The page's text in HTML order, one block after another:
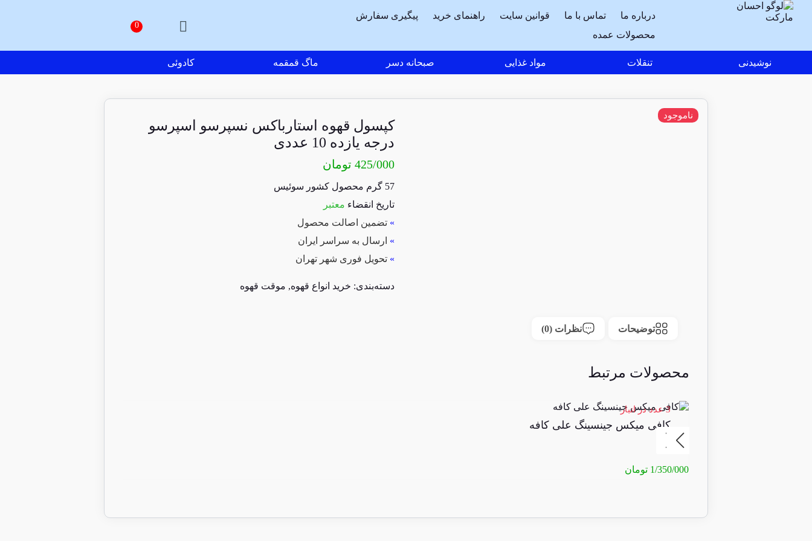
درباره ما تماس با ما قوانین سایت راهنمای خرید
پیگیری سفارش
محصولات عمده
نوشیدنی تنقلات مواد غذایی صبحانه دسر ماگ قمقمه کادوئی
کپسول قهوه استارباکس نسپرسو اسپرسو
درجه یازده 10 عددی
425/000 تومان
57 گرم محصول کشور سوئیس
تاریخ انقضاء معتبر
» تضمین اصالت محصول
» ارسال به سراسر ایران
» تحویل فوری شهر تهران
ناموجود
دسته‌بندی: خرید انواع قهوه, موقت قهوه
توضیحات نظرات (0)
محصولات مرتبط
3 عدد در انبار
کافی میکس جینسینگ علی کافه
1/350/000 تومان